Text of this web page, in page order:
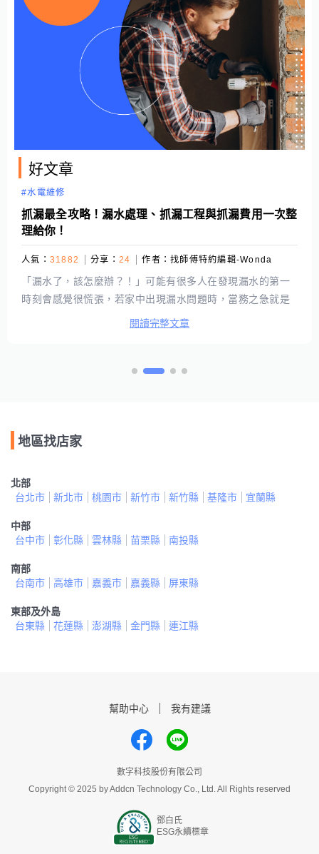
好文章
#水電維修
抓漏最全攻略！漏水處理、抓漏工程與抓漏費用一次整
理給你！
人氣： 31882 分享： 24 作者： 找師傅特約編輯-Wonda
「漏水了，該怎麼辦？！」可能有很多人在發現漏水的第一
時刻會感覺很慌張，若家中出現漏水問題時，當務之急就是
先透過抓漏找出漏水點，再對症下藥，才能有效從根源防堵
這個疑問，因此本篇將針對漏水可能需要的費用進行整理，
閱讀完整文章
地區找店家
北部
台北市
新北市 桃園市 新竹市 新竹縣 基隆市 宜蘭縣
中部
台中市
彰化縣 雲林縣 苗栗縣 南投縣
南部
台南市
高雄市 嘉義市 嘉義縣 屏東縣
東部及外島
台東縣
花蓮縣 澎湖縣 金門縣 連江縣
幫助中心 我有建議
數字科技股份有限公司
Copyright © 2025 by Addcn Technology Co., Ltd. All Rights reserved
鄧白氏
ESG永續標章